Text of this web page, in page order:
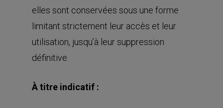
elles sont conservées sous une forme
limitant strictement leur accès et leur
utilisation, jusqu’à leur suppression
définitive.
À titre indicatif :